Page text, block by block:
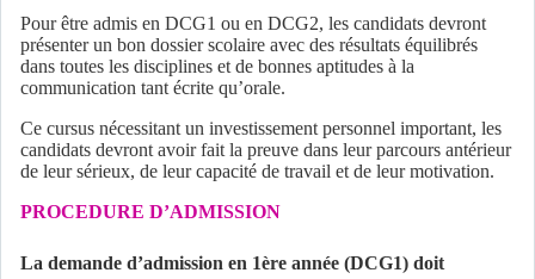
Pour être admis en DCG1 ou en DCG2, les candidats devront
présenter un bon dossier scolaire avec des résultats équilibrés
dans toutes les disciplines et de bonnes aptitudes à la
communication tant écrite qu’orale.
Ce cursus nécessitant un investissement personnel important, les
candidats devront avoir fait la preuve dans leur parcours antérieur
de leur sérieux, de leur capacité de travail et de leur motivation.
PROCEDURE D’ADMISSION
La demande d’admission en 1ère année (DCG1) doit